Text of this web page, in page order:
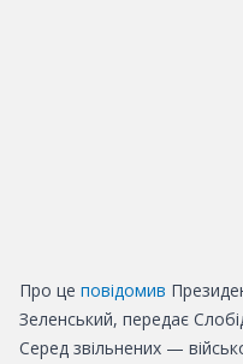
Про це повідомив
Зеленський, передає
Серед звільнених —